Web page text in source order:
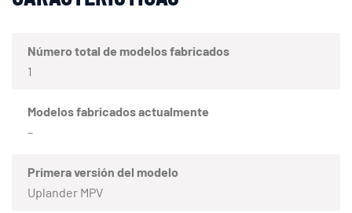
Número total de modelos fabricados
1
Modelos fabricados actualmente
–
Primera versión del modelo
Uplander MPV